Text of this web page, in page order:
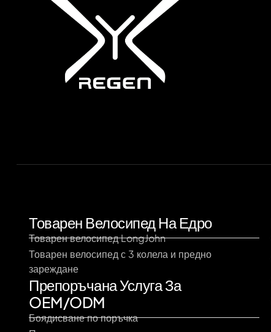
Товарен Велосипед На Едро
Товарен велосипед LongJohn
Товарен велосипед с 3 колела и предно
зареждане
Препоръчана Услуга За
OEM/ODM
Боядисване по поръчка